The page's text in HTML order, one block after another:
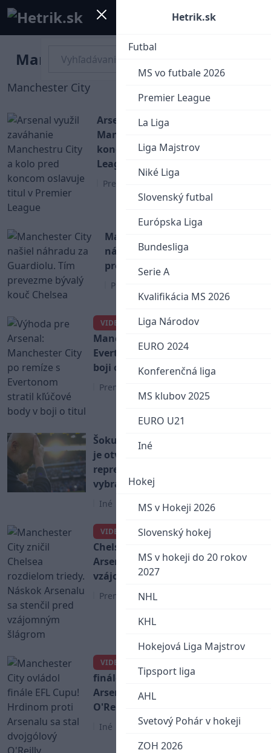
Mobile menu
Hetrik.sk
Futbal
MS vo futbale 2026
Premier League
La Liga
Liga Majstrov
Niké Liga
Slovenský futbal
Európska Liga
Bundesliga
Serie A
Kvalifikácia MS 2026
Liga Národov
EURO 2024
Konferenčná liga
MS klubov 2025
EURO U21
Iné
Hokej
MS v Hokeji 2026
Slovenský hokej
MS v hokeji do 20 rokov
2027
NHL
KHL
Hokejová Liga Majstrov
Tipsport liga
AHL
Svetový Pohár v hokeji
ZOH 2026
Manchester City
Manchester City
Arsenal využil zaváhanie
Manchestru City a kolo pred
koncom oslavuje titul v Premier
League
Premier League
Manchester City našiel
náhradu za Guardiolu. Tím
prevezme bývalý kouč Chelsea
Premier League
VIDEO
Výhoda pre Arsenal:
Manchester City po remíze s
Evertonom stratil kľúčové body v
boji o titul
Premier League
Šokujúca špekulácia: Guardiola
je otvorený trénovaniu
reprezentácie, City už má
vybratého nástupcu
Iné
VIDEO
Manchester City zničil
Chelsea rozdielom triedy. Náskok
Arsenalu sa stenčil pred
vzájomným šlágrom
Premier League
VIDEO
finále EFL Cupu! Hrdinom proti
Arsenalu sa stal dvojgólový
O'Reilly
Iné